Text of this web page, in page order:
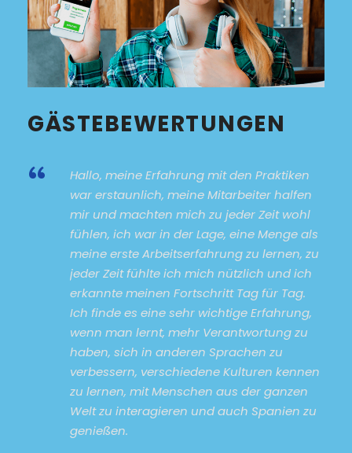
GÄSTEBEWERTUNGEN
“
Hallo, meine Erfahrung mit den Praktiken
war erstaunlich, meine Mitarbeiter halfen
mir und machten mich zu jeder Zeit wohl
fühlen, ich war in der Lage, eine Menge als
meine erste Arbeitserfahrung zu lernen, zu
jeder Zeit fühlte ich mich nützlich und ich
erkannte meinen Fortschritt Tag für Tag.
Ich finde es eine sehr wichtige Erfahrung,
wenn man lernt, mehr Verantwortung zu
haben, sich in anderen Sprachen zu
verbessern, verschiedene Kulturen kennen
zu lernen, mit Menschen aus der ganzen
Welt zu interagieren und auch Spanien zu
genießen.